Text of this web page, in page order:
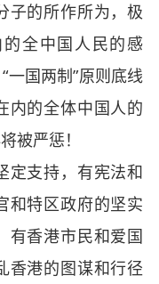
的所作所为，极
全中国人民的感
一国两制”原则底线
内的全体中国人的
被严惩！
支持，有宪法和
和特区政府的坚实
有香港市民和爱国
香港的图谋和行径